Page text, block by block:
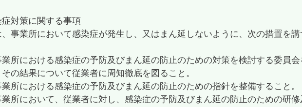
症対策に関する事項
事業所において感染症が発生し、又はまん延しないように、次の措置を
業所における感染症の予防及びまん延の防止のための対策を検討する委員
その結果について従業者に周知徹底を図ること。
業所における感染症の予防及びまん延の防止のための指針を整備すること。
業所において、従業者に対し、感染症の予防及びまん延の防止のための研